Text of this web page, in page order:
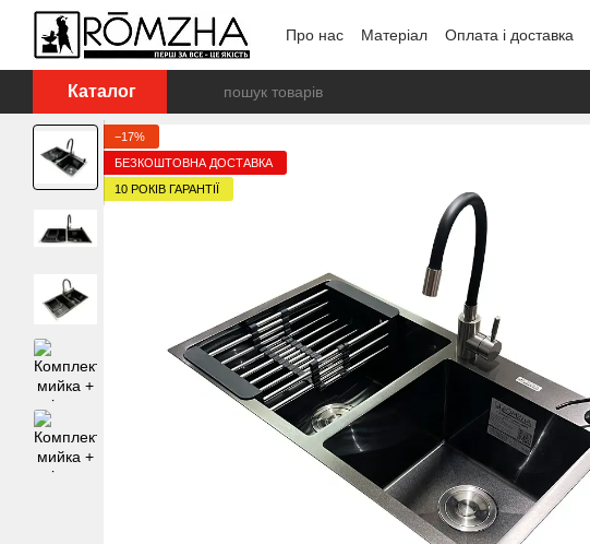
Перейти до основного контенту
Про нас
Матеріал Оплата і доставка
Каталог
−17%
БЕЗКОШТОВНА ДОСТАВКА
10 РОКІВ ГАРАНТІЇ